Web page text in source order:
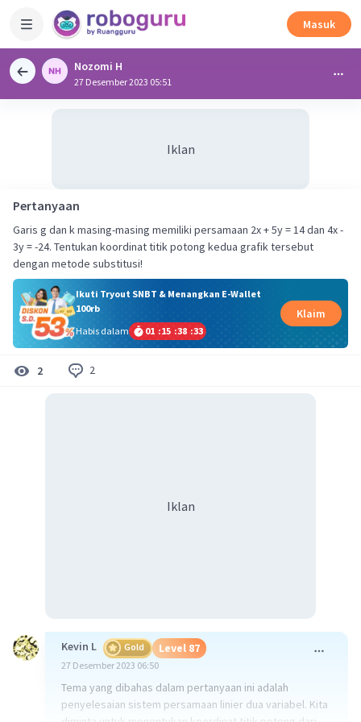
Masuk
Nozomi H
27 Desember 2023 05:51
Iklan
Pertanyaan
Garis g dan k masing-masing memiliki persamaan 2x + 5y = 14 dan 4x -
3y = -24. Tentukan koordinat titik potong kedua grafik tersebut
dengan metode substitusi!
Ikuti Tryout SNBT & Menangkan E-Wallet
100rb
Habis dalam
01 :15 :38 :33
Klaim
2 2
Iklan
Kevin L Gold Level 87
27 Desember 2023 06:50
Tema yang dibahas dalam pertanyaan ini adalah
penyelesaian sistem persamaan linier dua variabel. Kita